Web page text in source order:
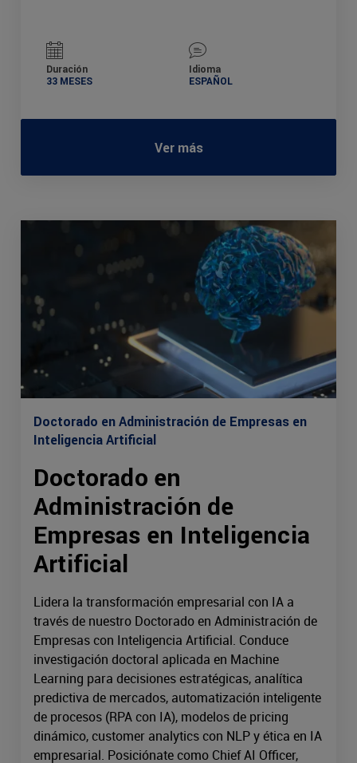
Duración
33 MESES
Idioma
ESPAÑOL
Ver más
Doctorado en Administración de Empresas en
Inteligencia Artificial
Doctorado en
Administración de
Empresas en Inteligencia
Artificial
Lidera la transformación empresarial con IA a
través de nuestro Doctorado en Administración de
Empresas con Inteligencia Artificial. Conduce
investigación doctoral aplicada en Machine
Learning para decisiones estratégicas, analítica
predictiva de mercados, automatización inteligente
de procesos (RPA con IA), modelos de pricing
dinámico, customer analytics con NLP y ética en IA
empresarial. Posiciónate como Chief AI Officer,